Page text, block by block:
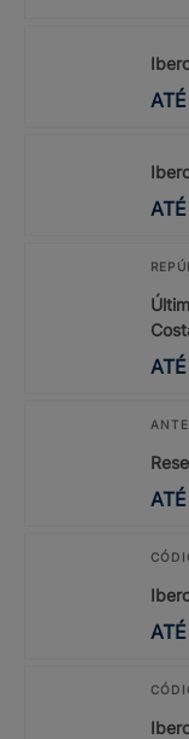
ATÉ
ATÉ
ATÉ
ATÉ
ATÉ